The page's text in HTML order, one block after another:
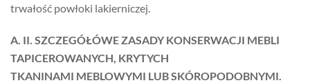
trwałość powłoki lakierniczej.
A. II. SZCZEGÓŁÓWE ZASADY KONSERWACJI MEBLI
TAPICEROWANYCH, KRYTYCH
TKANINAMI MEBLOWYMI LUB SKÓROPODOBNYMI.